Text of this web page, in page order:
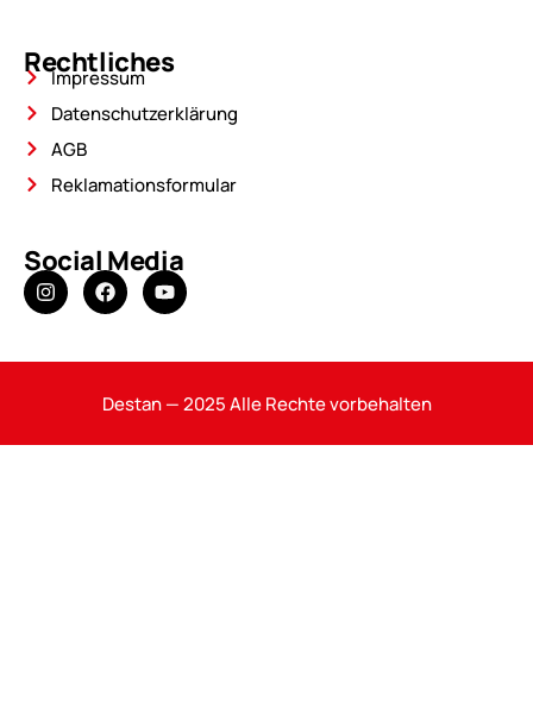
Rechtliches
Impressum
Datenschutzerklärung
AGB
Reklamationsformular
Social Media
Destan — 2025 Alle Rechte vorbehalten